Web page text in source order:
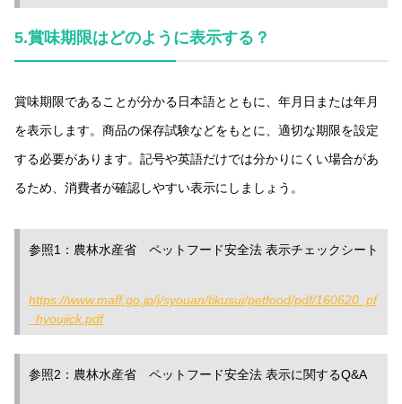
5.賞味期限はどのように表示する？
賞味期限であることが分かる日本語とともに、年月日または年月
を表示します。商品の保存試験などをもとに、適切な期限を設定
する必要があります。記号や英語だけでは分かりにくい場合があ
るため、消費者が確認しやすい表示にしましょう。
参照1：農林水産省 ペットフード安全法 表示チェックシート
https://www.maff.go.jp/j/syouan/tikusui/petfood/pdf/160620_pf
_hyoujick.pdf
参照2：農林水産省 ペットフード安全法 表示に関するQ&A